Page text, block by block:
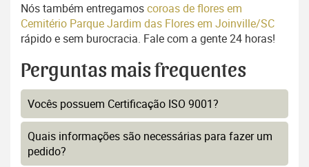
Nós também entregamoscoroas de flores em
Cemitério Parque Jardim das Flores em Joinville/SC
rápido e sem burocracia. Fale com a gente 24 horas!
Perguntas mais frequentes
Vocês possuem Certificação ISO 9001?
Quais informações são necessárias para fazer um
pedido?